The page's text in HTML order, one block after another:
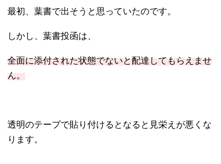
最初、葉書で出そうと思っていたのです。
しかし、葉書投函は、
全面に添付された状態でないと配達してもらえませ
ん。
透明のテープで貼り付けるとなると見栄えが悪くな
ります。